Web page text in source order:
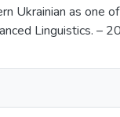
Ukrainian as one
Linguistics. –